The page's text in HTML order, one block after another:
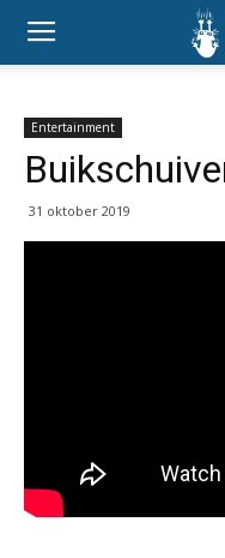
Entertainment
31 oktober 2019